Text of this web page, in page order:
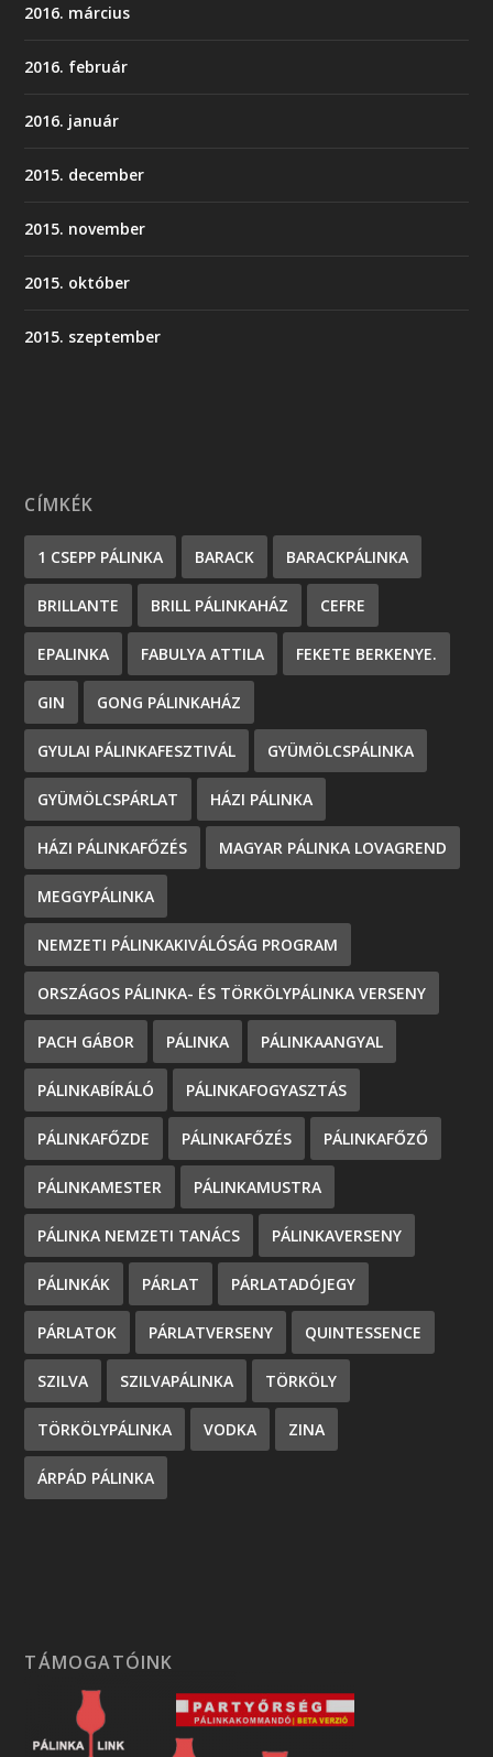
2016. március
2016. február
2016. január
2015. december
2015. november
2015. október
2015. szeptember
CÍMKÉK
1 CSEPP PÁLINKA BARACK BARACKPÁLINKA
BRILLANTE BRILL PÁLINKAHÁZ CEFRE
EPALINKA FABULYA ATTILA FEKETE BERKENYE.
GIN GONG PÁLINKAHÁZ
GYULAI PÁLINKAFESZTIVÁL GYÜMÖLCSPÁLINKA
GYÜMÖLCSPÁRLAT HÁZI PÁLINKA
HÁZI PÁLINKAFŐZÉS MAGYAR PÁLINKA LOVAGREND
MEGGYPÁLINKA
NEMZETI PÁLINKAKIVÁLÓSÁG PROGRAM
ORSZÁGOS PÁLINKA- ÉS TÖRKÖLYPÁLINKA VERSENY
PACH GÁBOR PÁLINKA PÁLINKAANGYAL
PÁLINKABÍRÁLÓ PÁLINKAFOGYASZTÁS
PÁLINKAFŐZDE PÁLINKAFŐZÉS PÁLINKAFŐZŐ
PÁLINKAMESTER PÁLINKAMUSTRA
PÁLINKA NEMZETI TANÁCS PÁLINKAVERSENY
PÁLINKÁK PÁRLAT PÁRLATADÓJEGY
PÁRLATOK PÁRLATVERSENY QUINTESSENCE
SZILVA SZILVAPÁLINKA TÖRKÖLY
TÖRKÖLYPÁLINKA VODKA ZINA
ÁRPÁD PÁLINKA
TÁMOGATÓINK